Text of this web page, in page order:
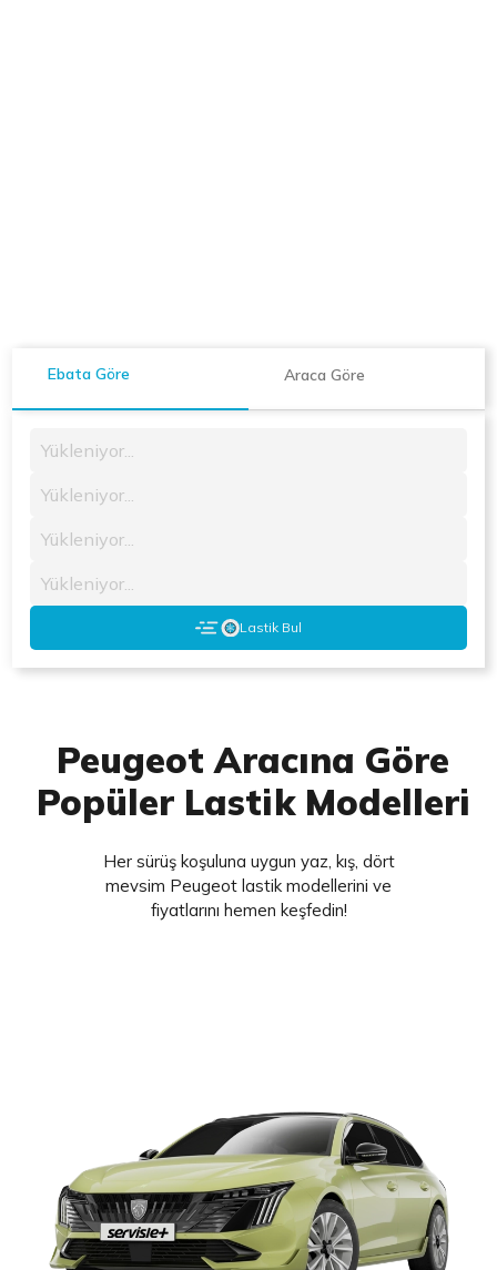
Ebata Göre Araca Göre
Yükleniyor...
Yükleniyor...
Yükleniyor...
Yükleniyor...
Lastik Bul
Peugeot Aracına Göre
Popüler Lastik Modelleri
Her sürüş koşuluna uygun yaz, kış, dört
mevsim Peugeot lastik modellerini ve
fiyatlarını hemen keşfedin!